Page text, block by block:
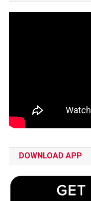
DOWNLOAD APP